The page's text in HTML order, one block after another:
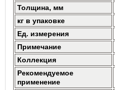
Толщина, мм
кг в упаковке
Ед. измерения
Примечание
Коллекция
Рекомендуемое
применение